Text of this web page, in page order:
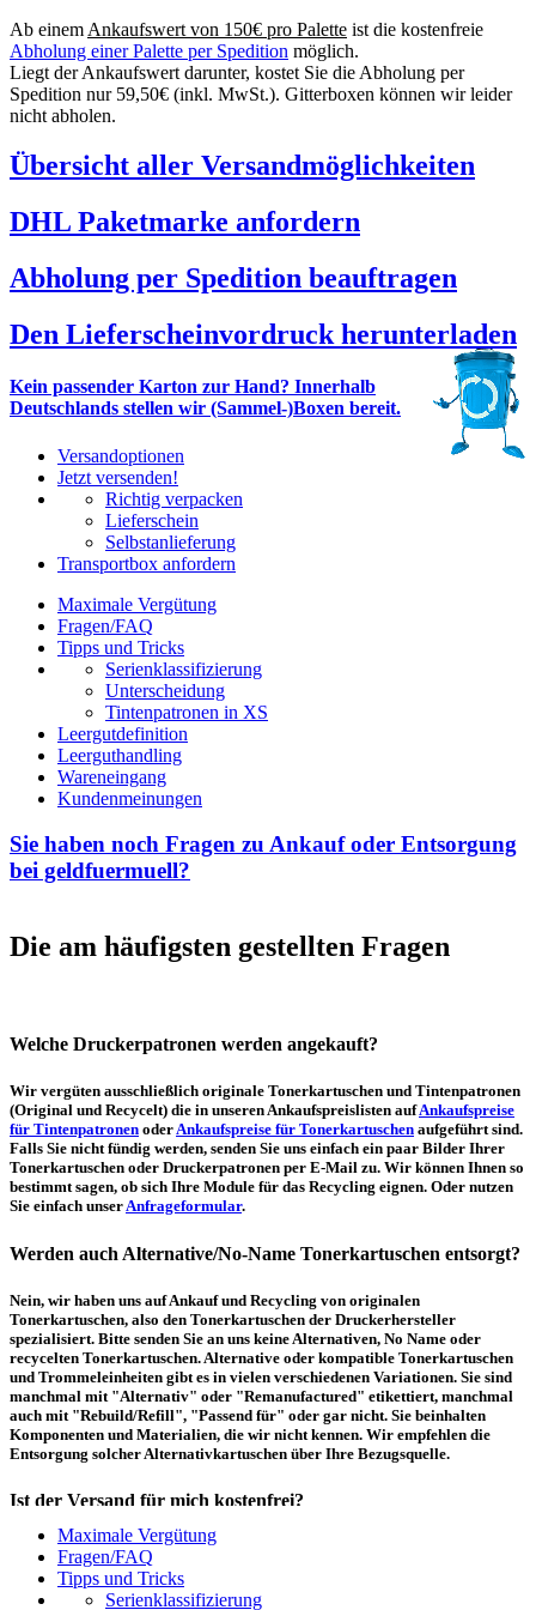
Ab einem Ankaufswert von 150€ pro Palette ist die kostenfreie
Abholung einer Palette per Spedition möglich.
Liegt der Ankaufswert darunter, kostet Sie die Abholung per
Spedition nur 59,50€ (inkl. MwSt.). Gitterboxen können wir leider
nicht abholen.
Übersicht aller Versandmöglichkeiten
DHL Paketmarke anfordern
Abholung per Spedition beauftragen
Den Lieferscheinvordruck herunterladen
Kein passender Karton zur Hand? Innerhalb
Deutschlands stellen wir (Sammel-)Boxen bereit.
Versandoptionen
Jetzt versenden!
Richtig verpacken
Lieferschein
Selbstanlieferung
Transportbox anfordern
Maximale Vergütung
Fragen/FAQ
Tipps und Tricks
Serienklassifizierung
Unterscheidung
Tintenpatronen in XS
Leergutdefinition
Leerguthandling
Wareneingang
Kundenmeinungen
Sie haben noch Fragen zu Ankauf oder Entsorgung
bei geldfuermuell?
Die am häufigsten gestellten Fragen
Welche Druckerpatronen werden angekauft?
Wir vergüten ausschließlich originale Tonerkartuschen und Tintenpatronen
(Original und Recycelt) die in unseren Ankaufspreislisten aufAnkaufspreise
für Tintenpatronen oderAnkaufspreise für Tonerkartuschen aufgeführt sind.
Falls Sie nicht fündig werden, senden Sie uns einfach ein paar Bilder Ihrer
Tonerkartuschen oder Druckerpatronen per E-Mail zu. Wir können Ihnen so
bestimmt sagen, ob sich Ihre Module für das Recycling eignen. Oder nutzen
Sie einfach unserAnfrageformular.
Werden auch Alternative/No-Name Tonerkartuschen entsorgt?
Nein, wir haben uns auf Ankauf und Recycling von originalen
Tonerkartuschen, also den Tonerkartuschen der Druckerhersteller
spezialisiert. Bitte senden Sie an uns keine Alternativen, No Name oder
recycelten Tonerkartuschen. Alternative oder kompatible Tonerkartuschen
und Trommeleinheiten gibt es in vielen verschiedenen Variationen. Sie sind
manchmal mit "Alternativ" oder "Remanufactured" etikettiert, manchmal
auch mit "Rebuild/Refill", "Passend für" oder gar nicht. Sie beinhalten
Komponenten und Materialien, die wir nicht kennen. Wir empfehlen die
Entsorgung solcher Alternativkartuschen über Ihre Bezugsquelle.
Ist der Versand für mich kostenfrei?
Ein kostenfreier, innerdeutscher Versand (Paketmarke bzw.
Palettenabholung) ist erst ab einem Ankaufswert von 30,00€ pro Paket bzw.
150,00€ pro Palette möglich. Unter diesen Werten belaufen sich die
Rücksendekosten auf 7,14€ pro Paket bzw. 59,50€ pro Palette (inkl. MwSt.).
Maximale Vergütung
Fragen/FAQ
Tipps und Tricks
Serienklassifizierung